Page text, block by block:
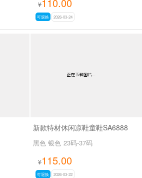
¥
可退换 2026-03-24
新款特材休闲凉鞋童鞋SA6888
黑色 银色 23码-37码
¥115.00
可退换 2026-03-22